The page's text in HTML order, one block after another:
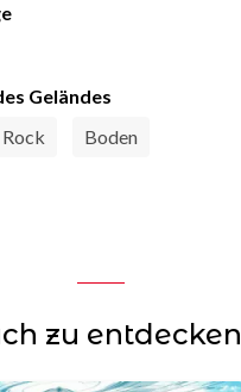
Geländes
Rock Boden
zu entdecken